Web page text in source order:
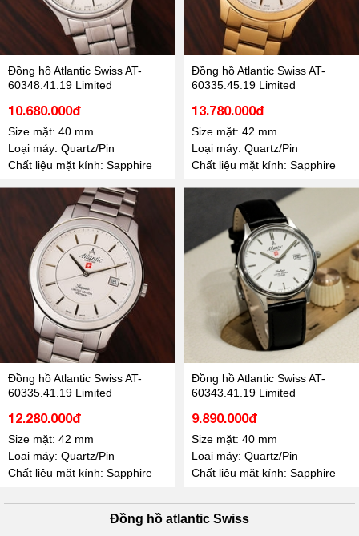
Đồng hồ Atlantic Swiss AT-
60348.41.19 Limited
10.680.000đ
Size mặt: 40 mm
Loại máy: Quartz/Pin
Chất liệu mặt kính: Sapphire
Đồng hồ Atlantic Swiss AT-
60335.45.19 Limited
13.780.000đ
Size mặt: 42 mm
Loại máy: Quartz/Pin
Chất liệu mặt kính: Sapphire
Đồng hồ Atlantic Swiss AT-
60335.41.19 Limited
12.280.000đ
Size mặt: 42 mm
Loại máy: Quartz/Pin
Chất liệu mặt kính: Sapphire
Đồng hồ Atlantic Swiss AT-
60343.41.19 Limited
9.890.000đ
Size mặt: 40 mm
Loại máy: Quartz/Pin
Chất liệu mặt kính: Sapphire
Đồng hồ atlantic Swiss